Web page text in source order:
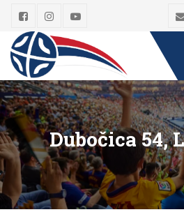
Dubočica 54,